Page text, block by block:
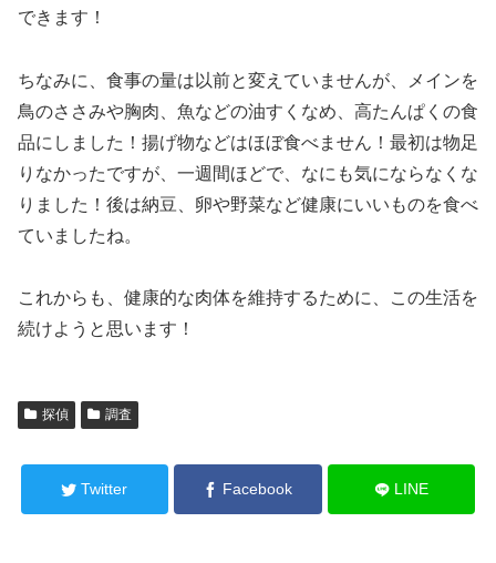
できます！
ちなみに、食事の量は以前と変えていませんが、メインを
鳥のささみや胸肉、魚などの油すくなめ、高たんぱくの食
品にしました！揚げ物などはほぼ食べません！最初は物足
りなかったですが、一週間ほどで、なにも気にならなくな
りました！後は納豆、卵や野菜など健康にいいものを食べ
ていましたね。
これからも、健康的な肉体を維持するために、この生活を
続けようと思います！
探偵 調査
Twitter Facebook LINE